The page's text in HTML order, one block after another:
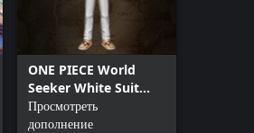
ONE PIECE World
Seeker White Suit
Outfit
Просмотреть
дополнение